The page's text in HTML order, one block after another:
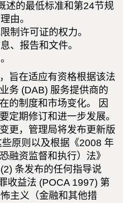
述的最低标准和第24节规
由。
制许可证的权力。
、报告和文件。
旨在适应有资格根据该法
务 (DAB) 服务提供商的
的制度和市场变化。 因
定期修订和进一步发展。
更，管理局将发布更新版
原则以及根据《2008 年
融资监督和执行）法》
条发布的任何指导说
收益法 (POCA 1997) 第
主义（金融和其他措